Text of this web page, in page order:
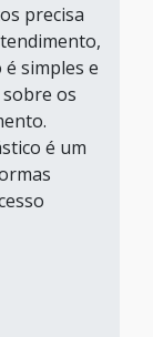
precisa
simples e
os
é um